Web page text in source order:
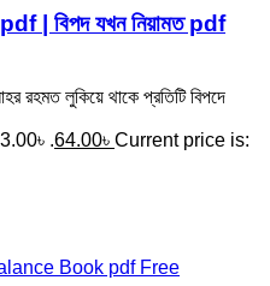
বিপদ যখন নিয়ামত pdf
রহমত লুকিয়ে থাকে প্রতিটি বিপদে
.64.00৳ Current price is: